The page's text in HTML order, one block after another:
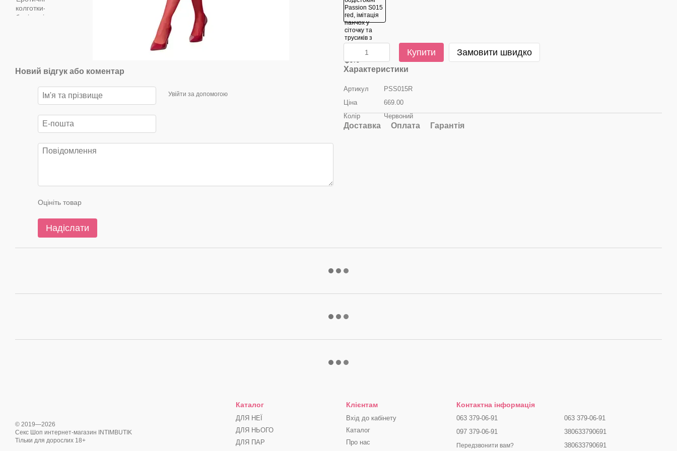
Новий відгук або коментар
Увійти за допомогою
Оцініть товар
Надіслати
Купити Замовити швидко
Характеристики
Артикул
PSS015R
Ціна
669.00
Колір
Червоний
Доставка Оплата Гарантія
© 2019—2026
Секс Шоп интернет-магазин INTIMBUTIK
Тільки для дорослих 18+
Каталог
ДЛЯ НЕЇ
ДЛЯ НЬОГО
ДЛЯ ПАР
Клієнтам
Вхід до кабінету
Каталог
Про нас
Контактна інформація
063 379-06-91
097 379-06-91
Передзвонити вам?
063 379-06-91
380633790691
380633790691